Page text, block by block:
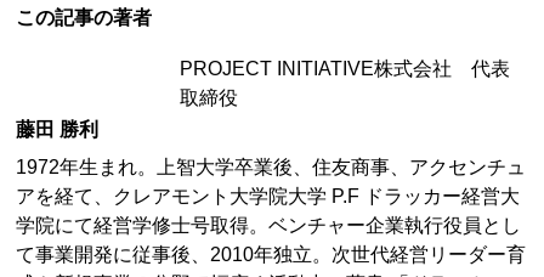
この記事の著者
PROJECT INITIATIVE株式会社 代表
取締役
藤田 勝利
1972年生まれ。上智大学卒業後、住友商事、アクセンチュ
アを経て、クレアモント大学院大学 P.F ドラッカー経営大
学院にて経営学修士号取得。ベンチャー企業執行役員とし
て事業開発に従事後、2010年独立。次世代経営リーダー育